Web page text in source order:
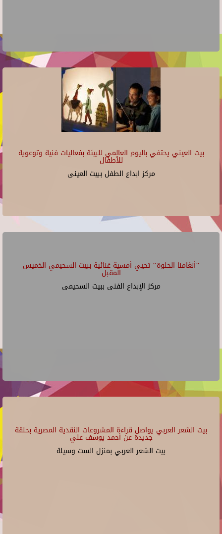
بيت العيني يحتفي باليوم العالمي للبيئة بفعاليات فنية وتوعوية
للأطفال
مركز ابداع الطفل ببيت العينى
"أنغامنا الحلوة" تحيي أمسية غنائية ببيت السحيمي الخميس
المقبل
مركز الإبداع الفنى ببيت السحيمى
بيت الشعر العربي يواصل قراءة المشروعات النقدية المصرية بحلقة
جديدة عن أحمد يوسف علي
بيت الشعر العربي بمنزل الست وسيلة